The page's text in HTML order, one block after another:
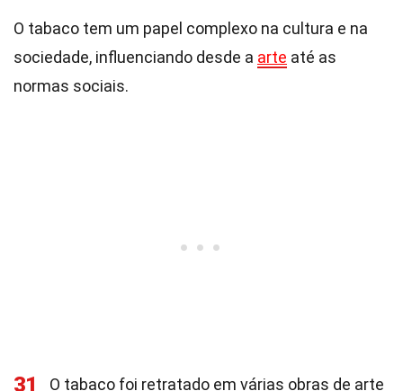
O tabaco tem um papel complexo na cultura e na
sociedade, influenciando desde a arte até as
normas sociais.
31
O tabaco foi retratado em várias obras de arte